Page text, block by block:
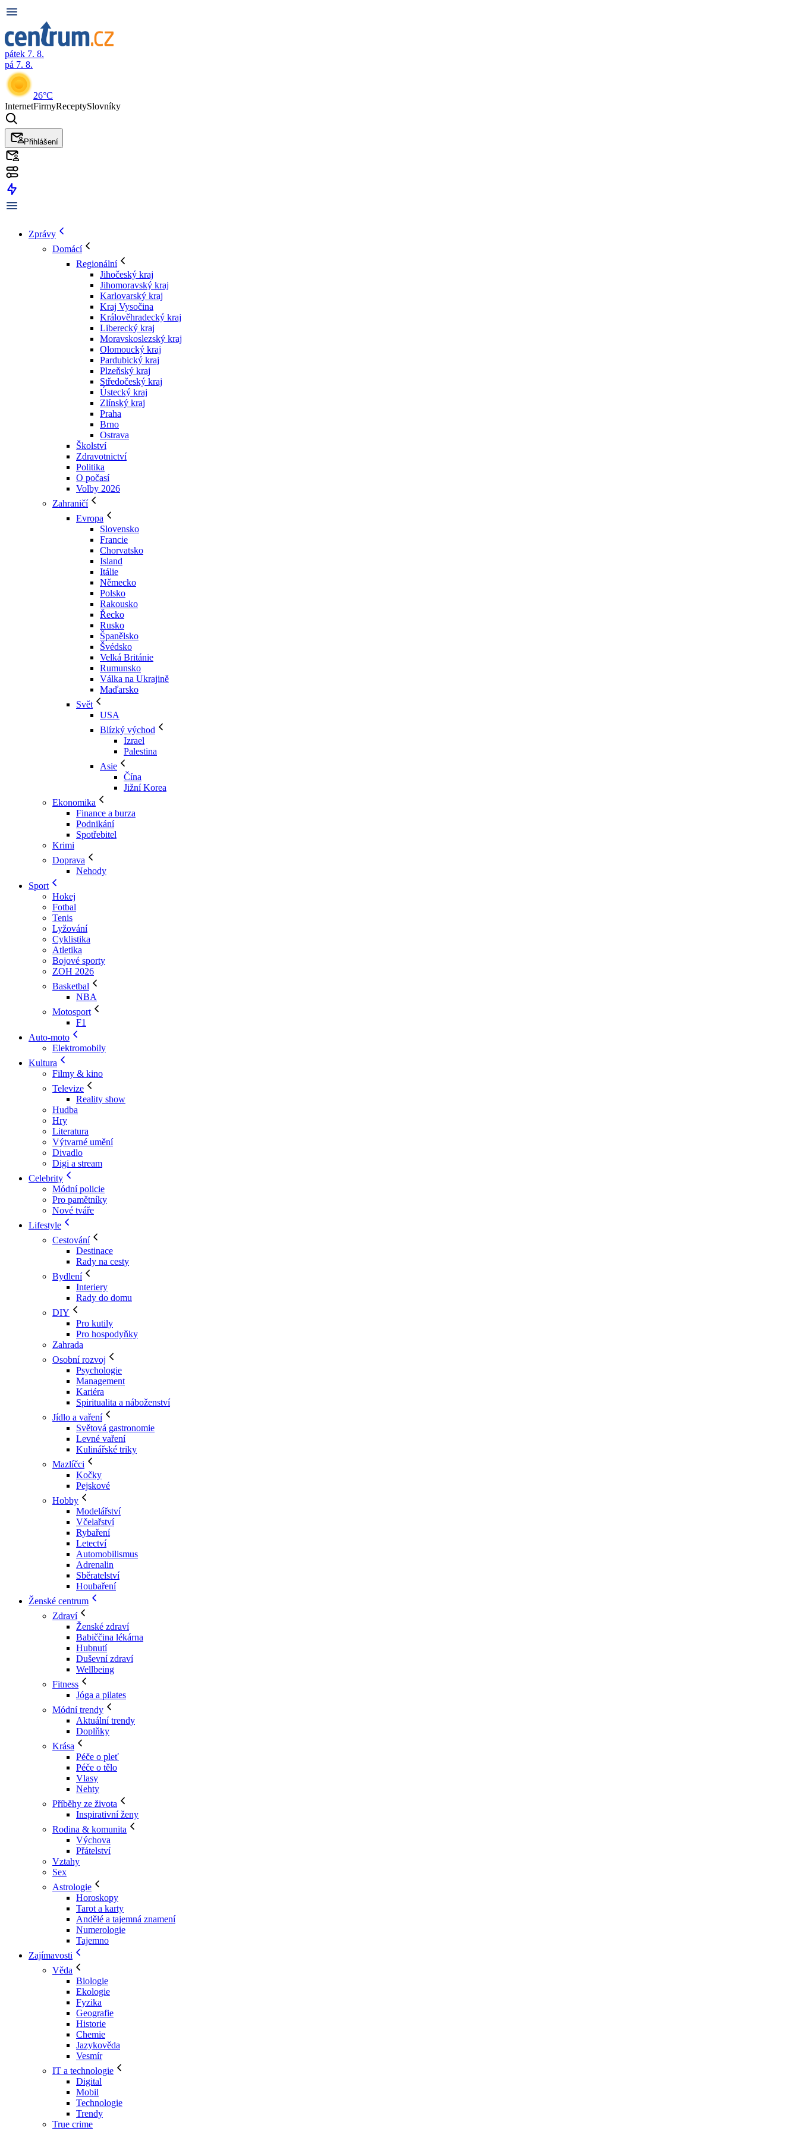
pátek 7. 8.
pá 7. 8.
26°C
InternetFirmyReceptySlovníky
Přihlášení
Zprávy
Domácí
Regionální
Jihočeský kraj
Jihomoravský kraj
Karlovarský kraj
Kraj Vysočina
Králověhradecký kraj
Liberecký kraj
Moravskoslezský kraj
Olomoucký kraj
Pardubický kraj
Plzeňský kraj
Středočeský kraj
Ústecký kraj
Zlínský kraj
Praha
Brno
Ostrava
Školství
Zdravotnictví
Politika
O počasí
Volby 2026
Zahraničí
Evropa
Slovensko
Francie
Chorvatsko
Island
Itálie
Německo
Polsko
Rakousko
Řecko
Rusko
Španělsko
Švédsko
Velká Británie
Rumunsko
Válka na Ukrajině
Maďarsko
Svět
USA
Blízký východ
Izrael
Palestina
Asie
Čína
Jižní Korea
Ekonomika
Finance a burza
Podnikání
Spotřebitel
Krimi
Doprava
Nehody
Sport
Hokej
Fotbal
Tenis
Lyžování
Cyklistika
Atletika
Bojové sporty
ZOH 2026
Basketbal
NBA
Motosport
F1
Auto-moto
Elektromobily
Kultura
Filmy & kino
Televize
Reality show
Hudba
Hry
Literatura
Výtvarné umění
Divadlo
Digi a stream
Celebrity
Módní policie
Pro pamětníky
Nové tváře
Lifestyle
Cestování
Destinace
Rady na cesty
Bydlení
Interiery
Rady do domu
DIY
Pro kutily
Pro hospodyňky
Zahrada
Osobní rozvoj
Psychologie
Management
Kariéra
Spiritualita a náboženství
Jídlo a vaření
Světová gastronomie
Levné vaření
Kulinářské triky
Mazlíčci
Kočky
Pejskové
Hobby
Modelářství
Včelařství
Rybaření
Letectví
Automobilismus
Adrenalin
Sběratelství
Houbaření
Ženské centrum
Zdraví
Ženské zdraví
Babiččina lékárna
Hubnutí
Duševní zdraví
Wellbeing
Fitness
Jóga a pilates
Módní trendy
Aktuální trendy
Doplňky
Krása
Péče o pleť
Péče o tělo
Vlasy
Nehty
Příběhy ze života
Inspirativní ženy
Rodina & komunita
Výchova
Přátelství
Vztahy
Sex
Astrologie
Horoskopy
Tarot a karty
Andělé a tajemná znamení
Numerologie
Tajemno
Zajímavosti
Věda
Biologie
Ekologie
Fyzika
Geografie
Historie
Chemie
Jazykověda
Vesmír
IT a technologie
Digital
Mobil
Technologie
Trendy
True crime